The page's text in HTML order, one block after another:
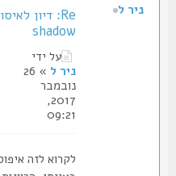
shadow
על ידי
ניר ל
» 26
נובמבר
2017,
09:21
לקרוא לזה איפוס
ניר ל